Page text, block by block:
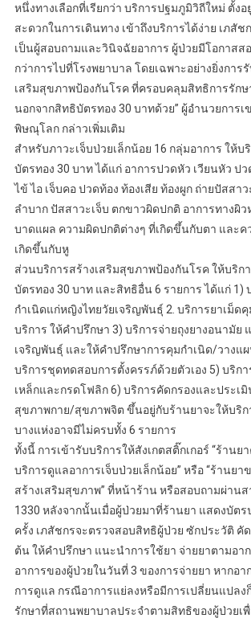
หนึ่งทางเลือกที่เรียกว่า บริการปฐมภูมิวิถีใหม่ ตั้ง
สะดวกในการเดินทาง เข้าถึงบริการได้ง่าย เภสัช
เป็นผู้สอบถามและวินิจฉัยอาการ ผู้ป่วยมีโอกาส
กว่าการไปที่โรงพยาบาล โดยเฉพาะอย่างยิ่งการ
เสริมสุขภาพป้องกันโรค ที่ครอบคลุมสิทธิการรัก
นอกจากสิทธิบัตรทอง 30 บาทด้วย” ผู้อำนวยการเ
พิษณุโลก กล่าวเพิ่มเติม
สำหรับภาวะเจ็บป่วยเล็กน้อย 16 กลุ่มอาการ ให้
บัตรทอง 30 บาท ได้แก่ อาการปวดหัว เวียนหัว ป
ไข้ ไอ เจ็บคอ ปวดท้อง ท้องเสีย ท้องผูก ถ่ายปัสสา
ลำบาก ปัสสาวะเจ็บ ตกขาวผิดปกติ อาการทางผิ
บาดแผล ความผิดปกติต่างๆ ที่เกิดขึ้นกับตา และค
เกิดขึ้นกับหู
ส่วนบริการสร้างเสริมสุขภาพป้องกันโรค ให้บริก
บัตรทอง 30 บาท และสิทธิอื่น 6 รายการ ได้แก่ 1)
กำเนิดแก่หญิงไทยวัยเจริญพันธุ์ 2. บริการยาเม็ด
บริการ ให้คำปรึกษา 3) บริการจ่ายถุงยางอนามัย
เจริญพันธุ์ และให้คำปรึกษาการคุมกำเนิด/วางแ
บริการชุดทดสอบการตั้งครรภ์ด้วยตัวเอง 5) บริกา
เหล็กและกรดโฟลิก 6) บริการคัดกรองและประเมิ
สุขภาพกาย/สุขภาพจิต ขึ้นอยู่กับร้านยาจะให้บริก
บางแห่งอาจมีไม่ครบทั้ง 6 รายการ
ทั้งนี้ การเข้ารับบริการให้สังเกตสติ๊กเกอร์ “ร้าน
บริการดูแลอาการเจ็บป่วยเล็กน้อย” หรือ “ร้านยา
สร้างเสริมสุขภาพ” ที่หน้าร้าน หรือสอบถามผ่าน
1330 หลังจากนั้นเมื่อผู้ป่วยมาที่ร้านยา แสดงบัต
ครั้ง เภสัชกรจะตรวจสอบสิทธิผู้ป่วย ซักประวัติ คัด
ต้น ให้คำปรึกษา แนะนำการใช้ยา จ่ายยาตามอา
อาการของผู้ป่วยในวันที่ 3 ของการจ่ายยา หากอ
การดูแล กรณีอาการแย่ลงหรือมีการเปลี่ยนแปลง
รักษาที่สถานพยาบาลประจำตามสิทธิของผู้ป่วยเ